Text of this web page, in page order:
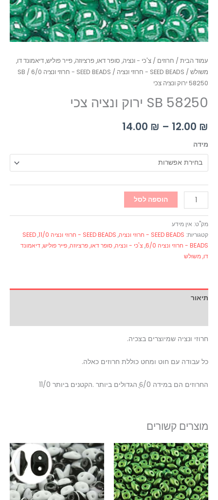
עמוד הבית / חרוזים / צ'כי - ונציה, סופר דאו, פרציוזה, פייר פוליש, דיאמונד דו,
משולש / SEED BEADS - חרוזי ונציה / SEED BEADS - חרוזי ונציה 6/0
/ SB
58250 ירוק ונציה צכי
SB 58250 ירוק ונציה צכי
12.00 ₪
–
14.00 ₪
מידה
הוספה לסל
מק"ט: אין מידע
קטגוריות: SEED BEADS - חרוזי ונציה , SEED BEADS - חרוזי ונציה 11/0 ,
SEED
BEADS - חרוזי ונציה 6/0
, צ'כי - ונציה, סופר דאו, פרציוזה, פייר פוליש, דיאמונד
דו, משולש
תיאור
חרוזי ונציה שמיוצרים בצכיה.
כל עבודה עם חוט ומחט כוללת חרוזים כאלה.
החרוזים הם במידה 6ֻֻ/0 הגדולים ביותר .הקטנים ביותר 11/0
מוצרים קשורים